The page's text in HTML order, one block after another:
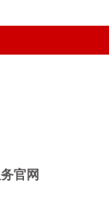
官网